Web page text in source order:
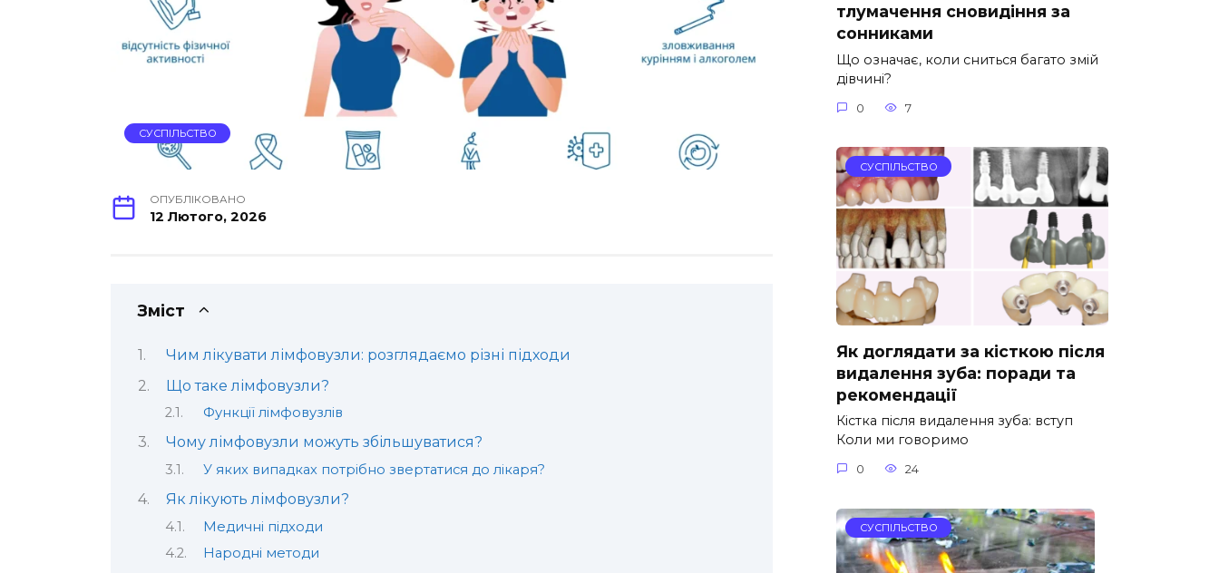
СУСПІЛЬСТВО
ОПУБЛІКОВАНО
12 Лютого, 2026
Зміст
Чим лікувати лімфовузли: розглядаємо різні підходи
Що таке лімфовузли?
Функції лімфовузлів
Чому лімфовузли можуть збільшуватися?
У яких випадках потрібно звертатися до лікаря?
Як лікують лімфовузли?
Медичні підходи
Народні методи
тлумачення сновидіння за
сонниками
Що означає, коли сниться багато змій
дівчині?
0 7
СУСПІЛЬСТВО
Як доглядати за кісткою після
видалення зуба: поради та
рекомендації
Кістка після видалення зуба: вступ
Коли ми говоримо
0 24
СУСПІЛЬСТВО